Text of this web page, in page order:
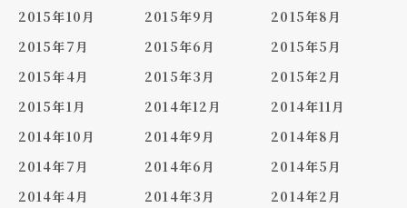
2015年10月
2015年9月
2015年8月
2015年7月
2015年6月
2015年5月
2015年4月
2015年3月
2015年2月
2015年1月
2014年12月
2014年11月
2014年10月
2014年9月
2014年8月
2014年7月
2014年6月
2014年5月
2014年4月
2014年3月
2014年2月